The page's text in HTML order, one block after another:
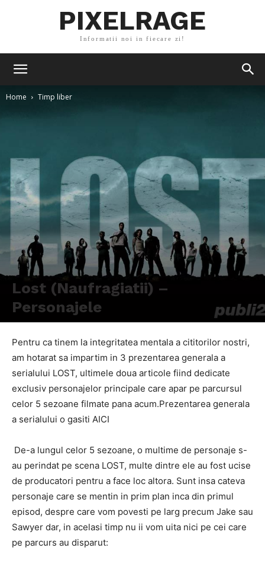
PIXELRAGE
Informatii noi in fiecare zi!
Home Timp liber
Lost (Naufragiatii) –
Personajele
Pentru ca tinem la integritatea mentala a cititorilor nostri,
am hotarat sa impartim in 3 prezentarea generala a
serialului LOST, ultimele doua articole fiind dedicate
exclusiv personajelor principale care apar pe parcursul
celor 5 sezoane filmate pana acum.Prezentarea generala
a serialului o gasiti AICI
De-a lungul celor 5 sezoane, o multime de personaje s-
au perindat pe scena LOST, multe dintre ele au fost ucise
de producatori pentru a face loc altora. Sunt insa cateva
personaje care se mentin in prim plan inca din primul
episod, despre care vom povesti pe larg precum Jake sau
Sawyer dar, in acelasi timp nu ii vom uita nici pe cei care
pe parcurs au disparut: